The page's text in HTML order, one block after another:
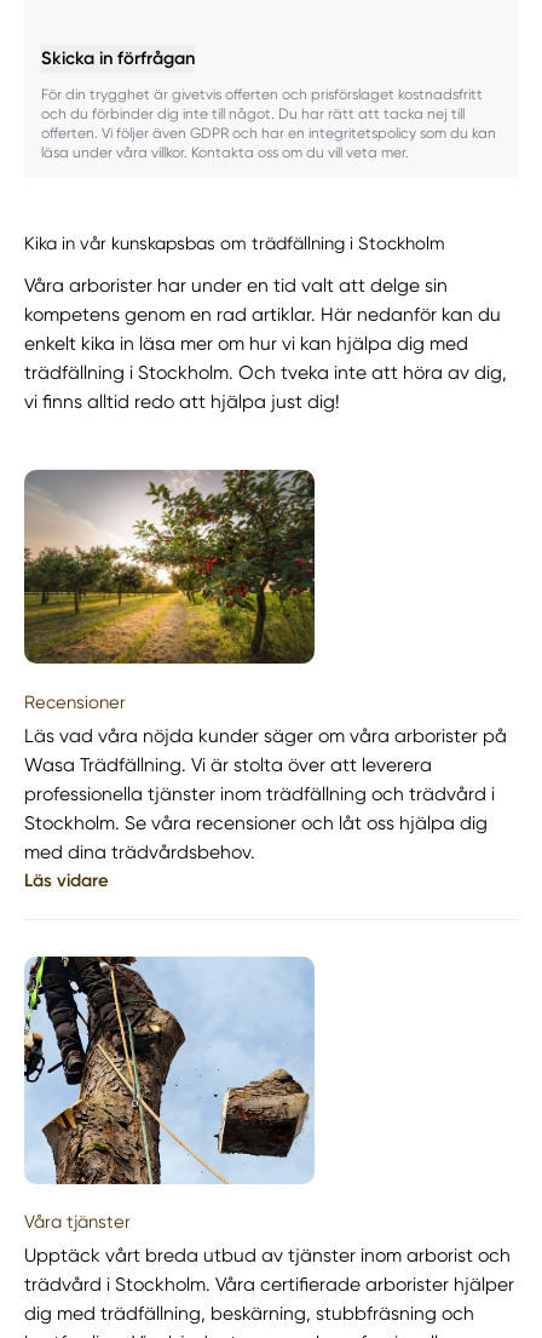
Skicka in förfrågan
För din trygghet är givetvis offerten och prisförslaget kostnadsfritt
och du förbinder dig inte till något. Du har rätt att tacka nej till
offerten. Vi följer även GDPR och har en integritetspolicy som du kan
läsa under våra villkor. Kontakta oss om du vill veta mer.
Kika in vår kunskapsbas om trädfällning i Stockholm
Våra arborister har under en tid valt att delge sin
kompetens genom en rad artiklar. Här nedanför kan du
enkelt kika in läsa mer om hur vi kan hjälpa dig med
trädfällning i Stockholm. Och tveka inte att höra av dig,
vi finns alltid redo att hjälpa just dig!
Recensioner
Läs vad våra nöjda kunder säger om våra arborister på
Wasa Trädfällning. Vi är stolta över att leverera
professionella tjänster inom trädfällning och trädvård i
Stockholm. Se våra recensioner och låt oss hjälpa dig
med dina trädvårdsbehov.
Läs vidare
Våra tjänster
Upptäck vårt breda utbud av tjänster inom arborist och
trädvård i Stockholm. Våra certifierade arborister hjälper
dig med trädfällning, beskärning, stubbfräsning och